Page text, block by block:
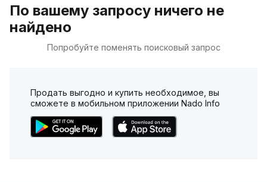
По вашему запросу ничего не
найдено
Попробуйте поменять поисковый запрос
Продать выгодно и купить необходимое, вы
сможете в мобильном приложении Nado Info